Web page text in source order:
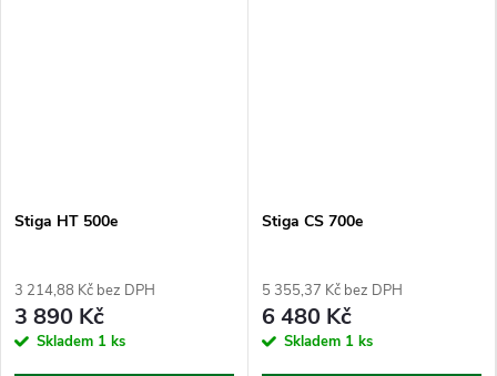
Stiga HT 500e
3 214,88 Kč bez DPH
3 890 Kč
Skladem 1 ks
Stiga CS 700e
5 355,37 Kč bez DPH
6 480 Kč
Skladem 1 ks